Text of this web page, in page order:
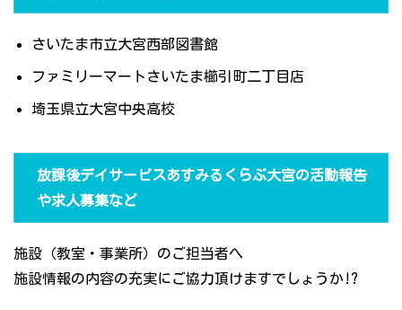
さいたま市立大宮西部図書館
ファミリーマートさいたま櫛引町二丁目店
埼玉県立大宮中央高校
放課後デイサービスあすみるくらぶ大宮の活動報告
や求人募集など
施設（教室・事業所）のご担当者へ
施設情報の内容の充実にご協力頂けますでしょうか!?